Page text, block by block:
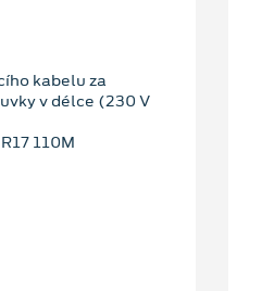
kabelu za
v délce (230 V
110M